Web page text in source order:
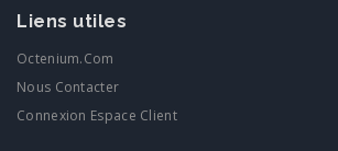
Liens utiles
Octenium.com
Nous Contacter
Connexion Espace Client